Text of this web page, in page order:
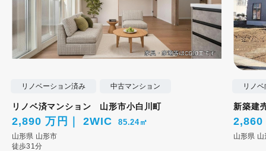
リノベーション済み 中古マンション
リノベ済マンション 山形市小白川町
2,890 万円 2WIC 85.24㎡
山形県 山形市
徒歩31分
リノ
新築建
2,860
山形県